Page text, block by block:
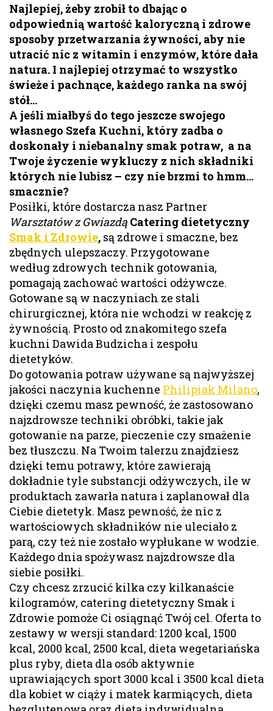
Najlepiej, żeby zrobił to dbając o
odpowiednią wartość kaloryczną i zdrowe
sposoby przetwarzania żywności, aby nie
utracić nic z witamin i enzymów, które dała
natura. I najlepiej otrzymać to wszystko
świeże i pachnące, każdego ranka na swój
stół…
A jeśli miałbyś do tego jeszcze swojego
własnego Szefa Kuchni, który zadba o
doskonały i niebanalny smak potraw, a na
Twoje życzenie wykluczy z nich składniki
których nie lubisz – czy nie brzmi to hmm…
smacznie?
Posiłki, które dostarcza nasz Partner
Warsztatów z Gwiazdą Catering dietetyczny
Smak i Zdrowie, są zdrowe i smaczne, bez
zbędnych ulepszaczy. Przygotowane
według zdrowych technik gotowania,
pomagają zachować wartości odżywcze.
Gotowane są w naczyniach ze stali
chirurgicznej, która nie wchodzi w reakcję z
żywnością. Prosto od znakomitego szefa
kuchni Dawida Budzicha i zespołu
dietetyków.
Do gotowania potraw używane są najwyższej
jakości naczynia kuchenne Philipiak Milano,
dzięki czemu masz pewność, że zastosowano
najzdrowsze techniki obróbki, takie jak
gotowanie na parze, pieczenie czy smażenie
bez tłuszczu. Na Twoim talerzu znajdziesz
dzięki temu potrawy, które zawierają
dokładnie tyle substancji odżywczych, ile w
produktach zawarła natura i zaplanował dla
Ciebie dietetyk. Masz pewność, że nic z
wartościowych składników nie uleciało z
parą, czy też nie zostało wypłukane w wodzie.
Każdego dnia spożywasz najzdrowsze dla
siebie posiłki.
Czy chcesz zrzucić kilka czy kilkanaście
kilogramów, catering dietetyczny Smak i
Zdrowie pomoże Ci osiągnąć Twój cel. Oferta to
zestawy w wersji standard: 1200 kcal, 1500
kcal, 2000 kcal, 2500 kcal, dieta wegetariańska
plus ryby, dieta dla osób aktywnie
uprawiających sport 3000 kcal i 3500 kcal dieta
dla kobiet w ciąży i matek karmiących, dieta